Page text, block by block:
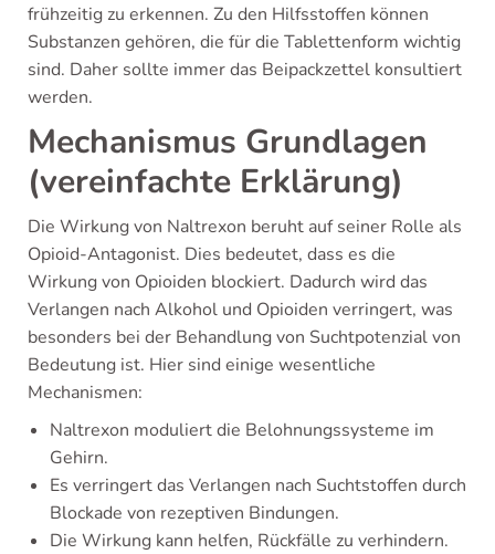
frühzeitig zu erkennen. Zu den Hilfsstoffen können
Substanzen gehören, die für die Tablettenform wichtig
sind. Daher sollte immer das Beipackzettel konsultiert
werden.
Mechanismus Grundlagen
(vereinfachte Erklärung)
Die Wirkung von Naltrexon beruht auf seiner Rolle als
Opioid-Antagonist. Dies bedeutet, dass es die
Wirkung von Opioiden blockiert. Dadurch wird das
Verlangen nach Alkohol und Opioiden verringert, was
besonders bei der Behandlung von Suchtpotenzial von
Bedeutung ist. Hier sind einige wesentliche
Mechanismen:
Naltrexon moduliert die Belohnungssysteme im
Gehirn.
Es verringert das Verlangen nach Suchtstoffen durch
Blockade von rezeptiven Bindungen.
Die Wirkung kann helfen, Rückfälle zu verhindern.